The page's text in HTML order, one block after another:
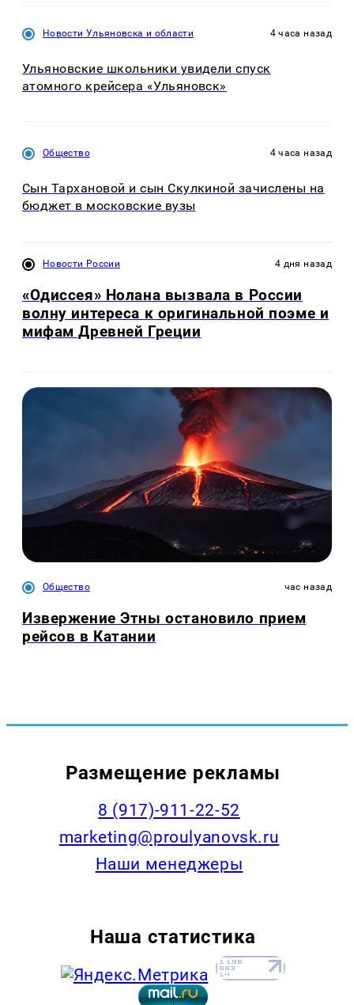
Новости Ульяновска и области 4 часа назад
Ульяновские школьники увидели спуск
атомного крейсера «Ульяновск»
Общество 4 часа назад
Сын Тархановой и сын Скулкиной зачислены на
бюджет в московские вузы
Новости России 4 дня назад
«Одиссея» Нолана вызвала в России
волну интереса к оригинальной поэме и
мифам Древней Греции
Общество час назад
Извержение Этны остановило прием
рейсов в Катании
Размещение рекламы
8 (917)-911-22-52
marketing@proulyanovsk.ru
Наши менеджеры
Наша статистика